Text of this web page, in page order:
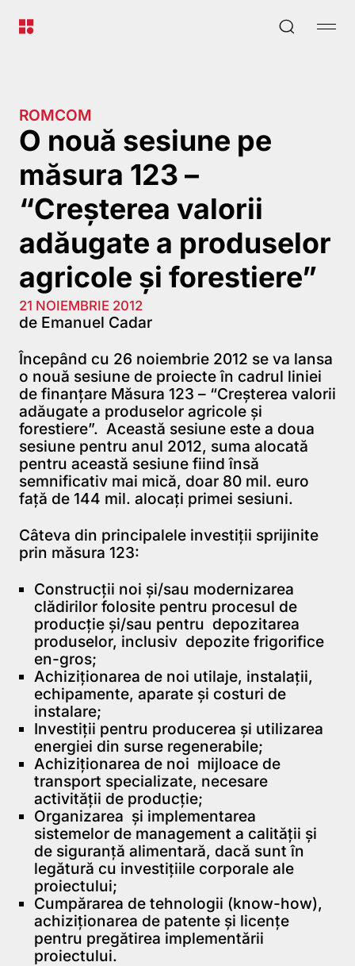
ROMCOM
O nouă sesiune pe
măsura 123 –
“Creşterea valorii
adăugate a produselor
agricole şi forestiere”
21 NOIEMBRIE 2012
de Emanuel Cadar
Începând cu 26 noiembrie 2012 se va lansa
o nouă sesiune de proiecte în cadrul liniei
de finanţare Măsura 123 – “Creşterea valorii
adăugate a produselor agricole şi
forestiere”. Această sesiune este a doua
sesiune pentru anul 2012, suma alocată
pentru această sesiune fiind însă
semnificativ mai mică, doar 80 mil. euro
față de 144 mil. alocați primei sesiuni.
Câteva din principalele investiții sprijinite
prin măsura 123:
Construcţii noi şi/sau modernizarea
clădirilor folosite pentru procesul de
producţie și/sau pentru depozitarea
produselor, inclusiv depozite frigorifice
en-gros;
Achiziţionarea de noi utilaje, instalaţii,
echipamente, aparate și costuri de
instalare;
Investiţii pentru producerea și utilizarea
energiei din surse regenerabile;
Achiziţionarea de noi mijloace de
transport specializate, necesare
activităţii de producție;
Organizarea și implementarea
sistemelor de management a calităţii şi
de siguranţă alimentară, dacă sunt în
legătură cu investiţiile corporale ale
proiectului;
Cumpărarea de tehnologii (know-how),
achiziţionarea de patente și licenţe
pentru pregătirea implementării
proiectului.